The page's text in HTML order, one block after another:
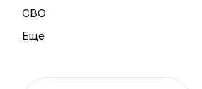
СВО